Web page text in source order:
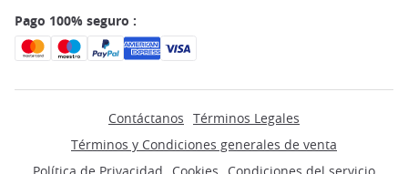
Pago 100% seguro :
Contáctanos Términos Legales
Términos y Condiciones generales de venta